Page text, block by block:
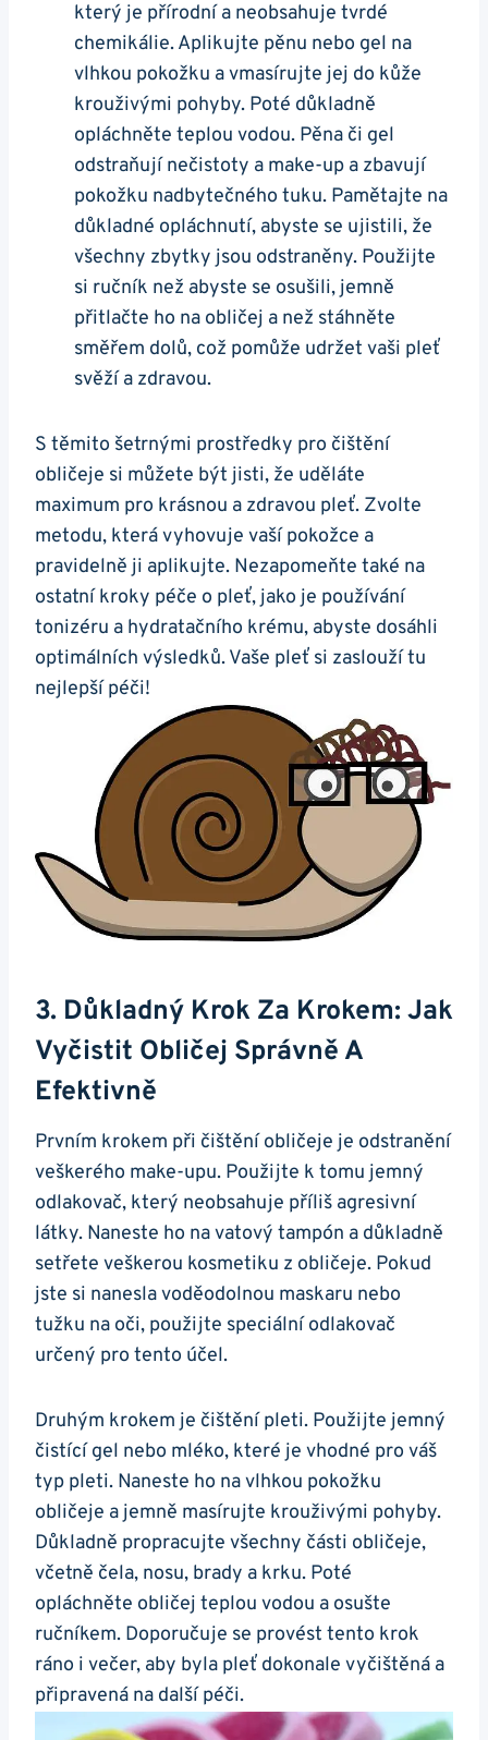
který je přírodní a neobsahuje tvrdé
chemikálie. Aplikujte pěnu nebo gel na
vlhkou pokožku a ​vmasírujte jej⁤ do kůže
krouživými pohyby. Poté důkladně‌
opláchněte teplou‌ vodou. Pěna ‍či gel
odstraňují nečistoty a make-up a zbavují
pokožku nadbytečného tuku. Pamětajte na⁣
důkladné opláchnutí, abyste‍ se ujistili, že
všechny zbytky ⁤jsou odstraněny. Použijte
si ručník ‌než abyste se osušili, jemně
přitlačte ho⁤ na obličej a než stáhněte
směřem dolů, což pomůže udržet vaši pleť
svěží a zdravou.
S těmito ⁣šetrnými prostředky pro čištění
obličeje si můžete být jisti, že uděláte
maximum pro krásnou a zdravou pleť. Zvolte
metodu, která vyhovuje vaší pokožce a
pravidelně ji aplikujte.‍ Nezapomeňte ‍také na
ostatní kroky péče o⁢ pleť, ‍jako je používání
tonizéru a hydratačního⁣ krému, abyste‌ dosáhli
optimálních ‍výsledků. ⁢Vaše pleť si⁢ zaslouží tu
nejlepší​ péči!
3. Důkladný ‌krok ⁢za Krokem: Jak⁤
Vyčistit Obličej Správně A
Efektivně
Prvním‌ krokem ​při​ čištění⁣ obličeje je odstranění
​veškerého make-upu. Použijte k tomu jemný
odlakovač, který neobsahuje příliš agresivní
látky. Naneste ho na‌ vatový tampón a důkladně
⁣setřete ‌veškerou kosmetiku z obličeje. ⁣Pokud
‍jste si nanesla​ voděodolnou maskaru nebo⁢
tužku ‌na oči,⁣ použijte speciální odlakovač
⁤určený pro tento účel.
Druhým krokem je ‌čištění pleti. Použijte jemný
čistící gel nebo mléko, které je vhodné‌ pro váš
‌typ pleti. ‍Naneste ho⁣ na vlhkou pokožku
obličeje ‍a jemně masírujte krouživými pohyby.
Důkladně propracujte všechny části ⁢obličeje,⁣
včetně čela, nosu, brady ⁢a krku. Poté⁣
opláchněte obličej teplou vodou a osušte‌
ručníkem. Doporučuje ​se provést tento krok
ráno i večer, aby byla pleť dokonale ⁣vyčištěná a
⁢připravená na další péči.